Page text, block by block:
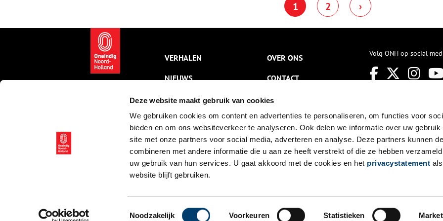
Deze website maakt gebruik van cookies
We gebruiken cookies om content en advertenties te personaliseren, om functies voor
bieden en om ons websiteverkeer te analyseren. Ook delen we informatie over uw gebruik
site met onze partners voor social media, adverteren en analyse. Deze partners kunnen
combineren met andere informatie die u aan ze heeft verstrekt of die ze hebben
uw gebruik van hun services. U gaat akkoord met de cookies en het privacystatement
website blijft gebruiken.
Toestemmingsselectie
Noodzakelijk Voorkeuren Statistieken
verspreidde warmte en je kon er
op koken.
onderzoek gedaan naar deze
eerste Amsterdammer. Zo is
gezichtsreconstructie gemaakt,
oog met hem kunnen staan in
1 2 ›
VERHALEN
NIEUWS
KALENDER
THEMA’S
ACTIVITEITEN
VIDEO’S
OVER ONS
CONTACT
NIEUWSBRIEF
DISCLAIMER
PRIVACY
TOEGANKELIJKHEID
Volg ONH op social